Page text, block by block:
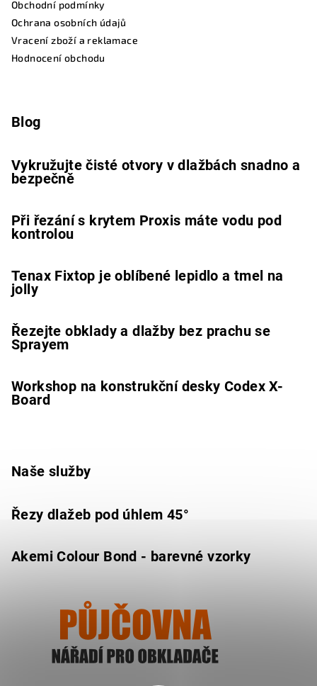
Obchodní podmínky
Ochrana osobních údajů
Vracení zboží a reklamace
Hodnocení obchodu
Blog
Vykružujte čisté otvory v dlažbách snadno a
bezpečně
Při řezání s krytem Proxis máte vodu pod
kontrolou
Tenax Fixtop je oblíbené lepidlo a tmel na
jolly
Řezejte obklady a dlažby bez prachu se
Sprayem
Workshop na konstrukční desky Codex X-
Board
Naše služby
Řezy dlažeb pod úhlem 45°
Akemi Colour Bond - barevné vzorky